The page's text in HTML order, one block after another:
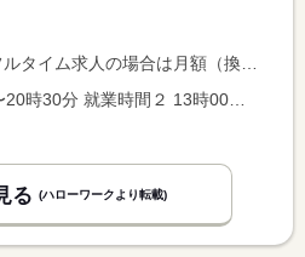
（換算額）、パート求人の場合は時間額を表示しています。
る (ハローワークより転載)